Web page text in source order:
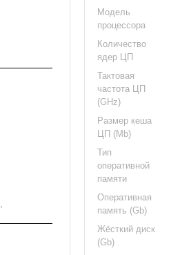
Модель
процессора
Количество
ядер ЦП
Тактовая
частота ЦП
(GHz)
Размер кеша
ЦП (Mb)
Тип
оперативной
памяти
Оперативная
память (Gb)
Жёсткий диск
(Gb)